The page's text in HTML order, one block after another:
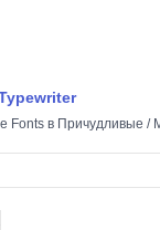
Fonts в Причудливые /